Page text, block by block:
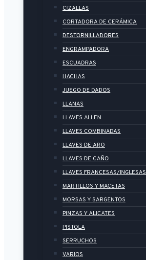
CIZALLAS
CORTADORA DE CERÁMICA
DESTORNILLADORES
ENGRAMPADORA
ESCUADRAS
HACHAS
JUEGO DE DADOS
LLANAS
LLAVES ALLEN
LLAVES COMBINADAS
LLAVES DE ARO
LLAVES DE CAÑO
LLAVES FRANCESAS/INGLESAS
MARTILLOS Y MACETAS
MORSAS Y SARGENTOS
PINZAS Y ALICATES
PISTOLA
SERRUCHOS
VARIOS